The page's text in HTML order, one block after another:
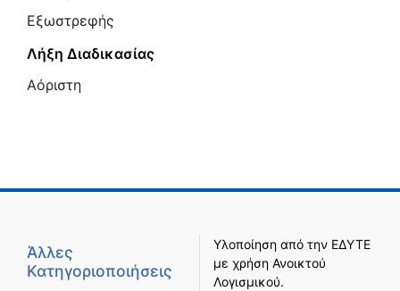
Εξωστρεφής
Λήξη Διαδικασίας
Αόριστη
Άλλες
Κατηγοριοποιήσεις
Υλοποίηση από την ΕΔΥΤΕ
με χρήση Ανοικτού
Λογισμικού.